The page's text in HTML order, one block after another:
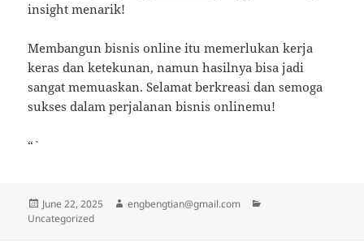
insight menarik!
Membangun bisnis online itu memerlukan kerja
keras dan ketekunan, namun hasilnya bisa jadi
sangat memuaskan. Selamat berkreasi dan semoga
sukses dalam perjalanan bisnis onlinemu!
“`
Posted
on
June 22, 2025 Author
engbengtian@gmail.com
Uncategorized